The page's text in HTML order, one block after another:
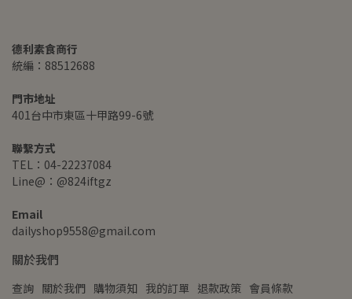
德利素食商行
統編：88512688
門市地址
401台中市東區十甲路99-6號
聯繫方式
TEL：04-22237084
Line@：@824iftgz
Email
dailyshop9558@gmail.com
關於我們
查詢 關於我們 購物須知 我的訂單 退款政策 會員條款